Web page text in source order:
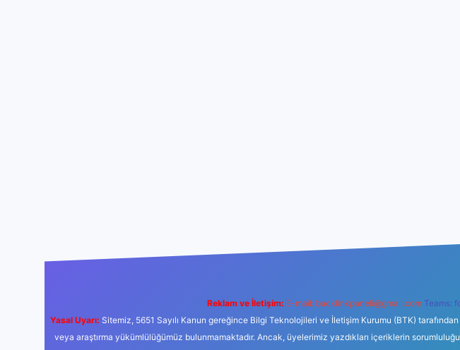
Reklam ve İletişim: E-mail: backlinkpaneli@gmail.com Teams:
Yasal Uyarı: Sitemiz, 5651 Sayılı Kanun gereğince Bilgi Teknolojileri ve İletişim Kurumu (BTK)
veya araştırma yükümlülüğümüz bulunmamaktadır. Ancak, üyelerimiz yazdıkları içeriklerin